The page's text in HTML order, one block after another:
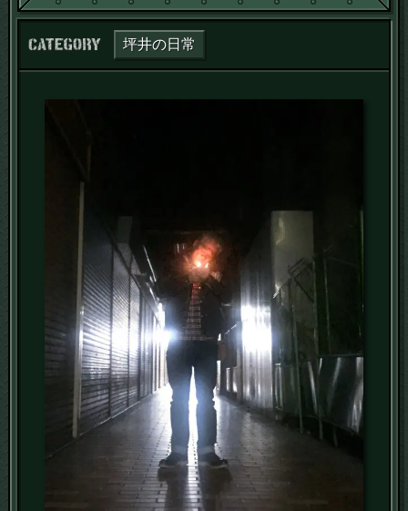
カテゴリー：
坪井の日常